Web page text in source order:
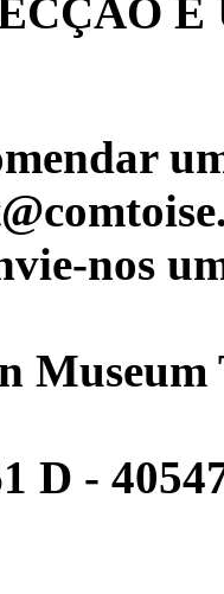
nos
D -